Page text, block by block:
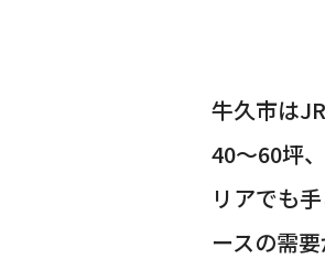
牛久市は
40〜60坪
リアでも
ースの需